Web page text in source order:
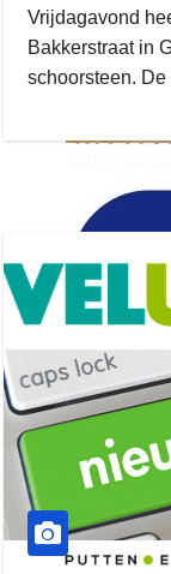
zielman
download
Vrijdagavond
Bakkerstraat in
schoorsteen.